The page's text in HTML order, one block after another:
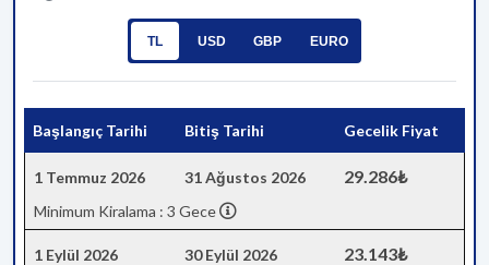
TL USD GBP EURO
Başlangıç Tarihi Bitiş Tarihi Gecelik Fiyat
1 Temmuz 2026 31 Ağustos 2026 29.286₺
Minimum Kiralama : 3 Gece
1 Eylül 2026 30 Eylül 2026 23.143₺